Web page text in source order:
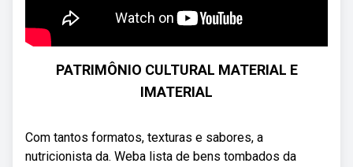
PATRIMÔNIO CULTURAL MATERIAL E
IMATERIAL
Com tantos formatos, texturas e sabores, a
nutricionista da. Weba lista de bens tombados da